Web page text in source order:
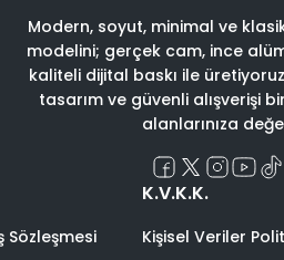
Modern, soyut, minimal ve
modelini; gerçek cam, ince
kaliteli dijital baskı ile
tasarım ve güvenli alışverişi
alanlarınıza
Sözleşmesi
K.V.K.K.
Kişisel Veriler